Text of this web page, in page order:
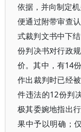
依据，并向制定
便通过附带审查
式裁判文书中下
份判决书对行政
价。其中，有14
作出裁判时已经
件违法的12份判
极其委婉地指出
果中予以明确；